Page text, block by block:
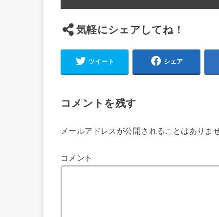
気軽にシェアしてね！
ツイート シェア
コメントを残す
メールアドレスが公開されることはありま
コメント